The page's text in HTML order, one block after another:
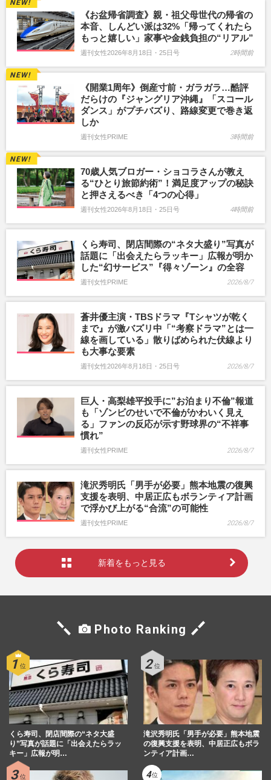
《お盆帰省調査》親・祖父母世代の帰省の
本音、しんどい派は32%「帰ってくれたら
もっと嬉しい」家事や金銭負担の“リアル”
週刊女性2026年8月18日・25日号 2時間前
《開業1周年》倒産寸前・ガラガラ…酷評
だらけの『ジャングリア沖縄』「スコール
ダンス」がプチバズり、路線変更で巻き返
しか
週刊女性PRIME 3時間前
70歳人気ブロガー・ショコラさんが教え
る“ひとり旅節約術”！満足度アップの秘訣
と押さえるべき「4つの心得」
週刊女性2026年8月18日・25日号 4時間前
くら寿司、閉店間際の“ネタ大盛り”写真が
話題に「出会えたらラッキー」広報が明か
した“幻サービス”『得々ゾーン』の全容
週刊女性PRIME 2026/8/7
蒼井優主演・TBSドラマ『Tシャツが乾く
まで』が激バズリ中「“考察ドラマ”とは一
線を画している」散りばめられた伏線より
も大事な要素
週刊女性2026年8月18日・25日号 2026/8/7
巨人・高梨雄平投手に”お泊まり不倫”報道
も「ゾンビのせいで不倫がかわいく見え
る」ファンの反応が示す野球界の“不祥事
慣れ”
週刊女性PRIME 2026/8/7
滝沢秀明氏「男手が必要」熊本地震の復興
支援を表明、中居正広もボランティア計画
で浮かび上がる“合流”の可能性
週刊女性PRIME 2026/8/7
新着をもっと見る
Photo Ranking
くら寿司、閉店間際の“ネタ大盛
り”写真が話題に「出会えたらラッ
キー」広報が明…
滝沢秀明氏「男手が必要」熊本地震
の復興支援を表明、中居正広もボラ
ンティア計画…